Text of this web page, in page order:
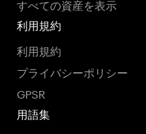
すべての資産を表示
利用規約
利用規約
プライバシーポリシー
GPSR
用語集